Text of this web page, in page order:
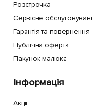
Розстрочка
Сервісне
Гарантія та повернення
Публічна оферта
Пакунок малюка
Інформація
Акції